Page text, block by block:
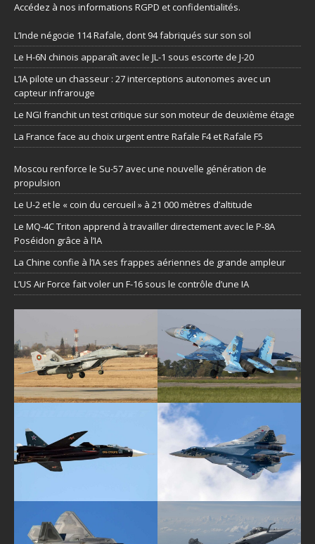
Accédez à nos informations RGPD et confidentialités.
L’Inde négocie 114 Rafale, dont 94 fabriqués sur son sol
Le H-6N chinois apparaît avec le JL-1 sous escorte de J-20
L’IA pilote un chasseur : 27 interceptions autonomes avec un
capteur infrarouge
Le NGI franchit un test critique sur son moteur de deuxième étage
La France face au choix urgent entre Rafale F4 et Rafale F5
Moscou renforce le Su-57 avec une nouvelle génération de
propulsion
Le U-2 et le « coin du cercueil » à 21 000 mètres d’altitude
Le MQ-4C Triton apprend à travailler directement avec le P-8A
Poséidon grâce à l’IA
La Chine confie à l’IA ses frappes aériennes de grande ampleur
L’US Air Force fait voler un F-16 sous le contrôle d’une IA